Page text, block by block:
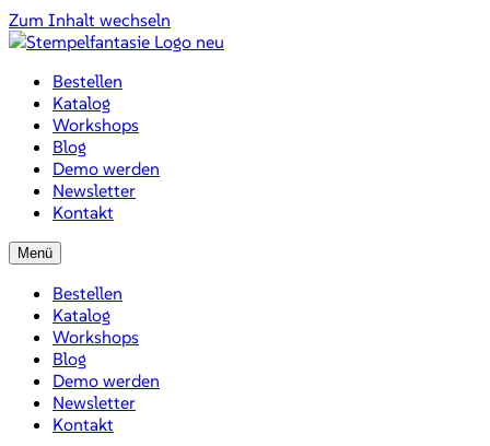
Zum Inhalt wechseln
Bestellen
Katalog
Workshops
Blog
Demo werden
Newsletter
Kontakt
Menü
Bestellen
Katalog
Workshops
Blog
Demo werden
Newsletter
Kontakt